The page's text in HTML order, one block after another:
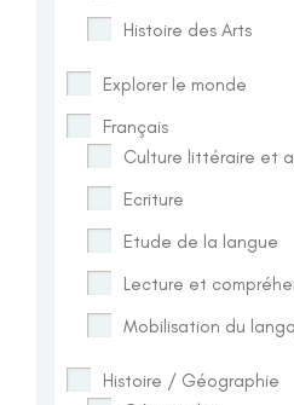
Histoire des Arts
Explorer le monde
Français
Culture littéraire et
Ecriture
Etude de la langue
Lecture et
Mobilisation du
Histoire / Géographie